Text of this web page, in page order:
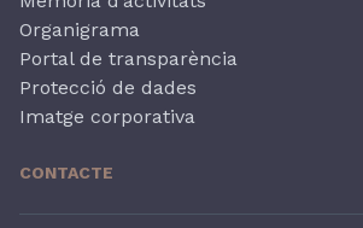
Organigrama
Portal de transparència
Protecció de dades
Imatge corporativa
CONTACTE